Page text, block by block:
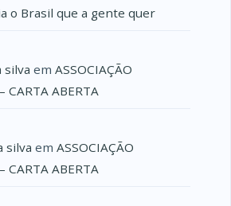
o Brasil que a gente quer
silva em ASSOCIAÇÃO
CARTA ABERTA
silva em ASSOCIAÇÃO
CARTA ABERTA